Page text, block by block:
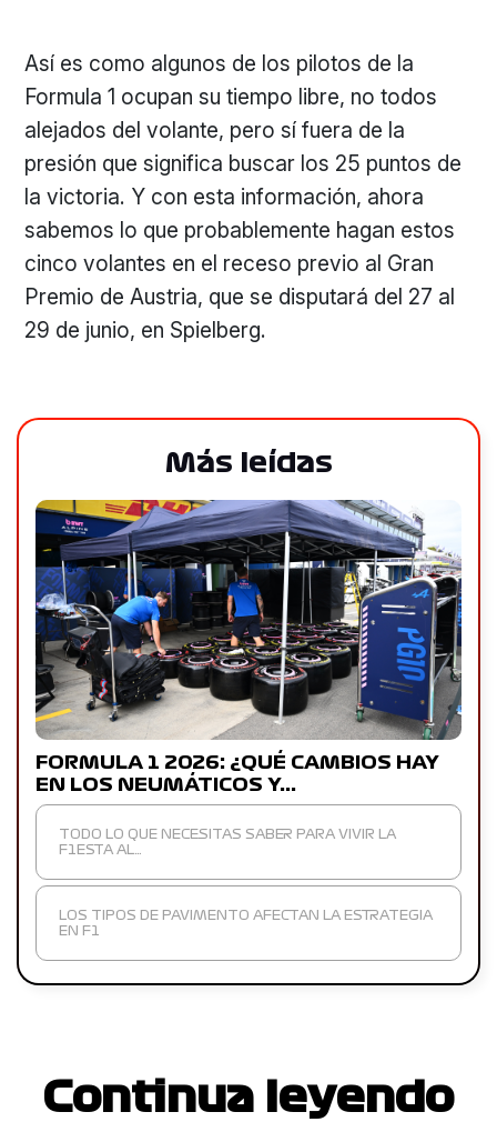
Así es como algunos de los pilotos de la
Formula 1 ocupan su tiempo libre, no todos
alejados del volante, pero sí fuera de la
presión que significa buscar los 25 puntos de
la victoria. Y con esta información, ahora
sabemos lo que probablemente hagan estos
cinco volantes en el receso previo al Gran
Premio de Austria, que se disputará del 27 al
29 de junio, en Spielberg.
Más leídas
FORMULA 1 2026: ¿QUÉ CAMBIOS HAY
EN LOS NEUMÁTICOS Y…
TODO LO QUE NECESITAS SABER PARA VIVIR LA
F1ESTA AL…
LOS TIPOS DE PAVIMENTO AFECTAN LA ESTRATEGIA
EN F1
Continua leyendo